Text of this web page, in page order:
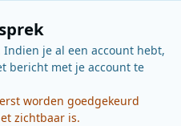
je al een account hebt,
bericht met je account te
worden goedgekeurd
zichtbaar is.